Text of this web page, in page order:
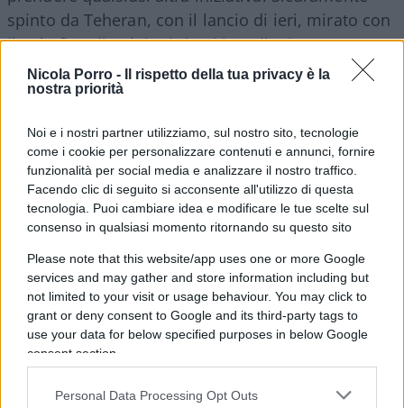
Nicola Porro -
Il rispetto della tua privacy è la
nostra priorità
Noi e i nostri partner utilizziamo, sul nostro sito, tecnologie
come i cookie per personalizzare contenuti e annunci, fornire
funzionalità per social media e analizzare il nostro traffico.
Facendo clic di seguito si acconsente all'utilizzo di questa
tecnologia. Puoi cambiare idea e modificare le tue scelte sul
consenso in qualsiasi momento ritornando su questo sito
Please note that this website/app uses one or more Google
services and may gather and store information including but
not limited to your visit or usage behaviour. You may click to
grant or deny consent to Google and its third-party tags to
use your data for below specified purposes in below Google
consent section.
Personal Data Processing Opt Outs
spinto da Teheran, con il lancio di ieri, mirato con
il solo fine di colpire i drusi israeliani,Hassan
Nasrallahha però sparigliato il tavolo e ha dato il
via a nuovi scenari.
In Israele vivono 150.000 drusi circa, 25.000 dei
quali sulle alture del Golan e di questi 10.000
risiedono a Majdal Shams. Soltanto un cretino o
cercata la tragedia.
Indagine iniziale dell’IDF sull’impatto del razzo ha
dato un risultato che lascia poco spazio di
interpretazione: non è stato possibile dare un
tempo di preavviso più lungo vista la vicinanza